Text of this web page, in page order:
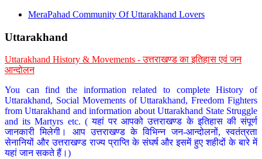
MeraPahad Community Of Uttarakhand Lovers
Uttarakhand
Uttarakhand History & Movements - उत्तराखण्ड का इतिहास एवं जन
आन्दोलन
You can find the information related to complete History of
Uttarakhand, Social Movements of Uttarakhand, Freedom Fighters
from Uttarakhand and information about Uttarakhand State Struggle
and its Martyrs etc. ( यहां पर आपको उत्तराखण्ड के इतिहास की संपूर्ण
जानकारी मिलेगी। आप उत्तराखण्ड के विभिन्न जन-आन्दोलनों, स्वतंत्रता
सेनानियों और उत्तराखण्ड राज्य प्राप्ति के संघर्ष और इसमें हुए शहीदों के बारे में
यहां जान सकते हैं।)